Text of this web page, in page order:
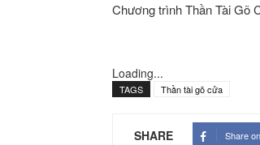
Chương trình Thần Tài Gõ
Loading...
TAGS Thần tài gõ cửa
SHARE Share